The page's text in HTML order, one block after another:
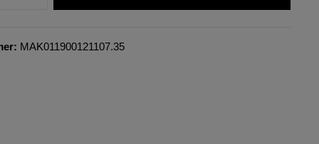
MAK011900121107.35